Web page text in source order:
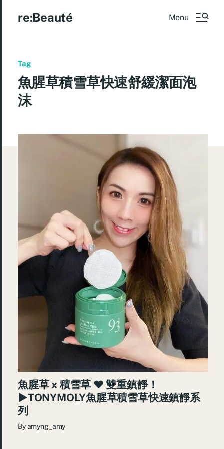
re:Beauté Menu
Tag
魚腥草積雪草快速舒緩潔面泡
沫
魚腥草 x 積雪草 ♥ 雙重鎮靜！
►TONYMOLY魚腥草積雪草快速鎮靜系
列
Byamyng_amy